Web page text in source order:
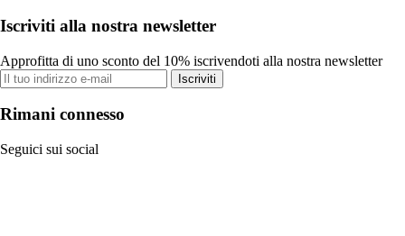
Iscriviti alla nostra newsletter
Approfitta di uno sconto del 10% iscrivendoti alla nostra newsletter
Iscriviti
Rimani connesso
Seguici sui social